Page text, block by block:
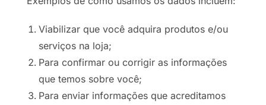
Viabilizar que você adquira produtos e/ou
serviços na loja;
Para confirmar ou corrigir as informações
que temos sobre você;
Para enviar informações que acreditamos